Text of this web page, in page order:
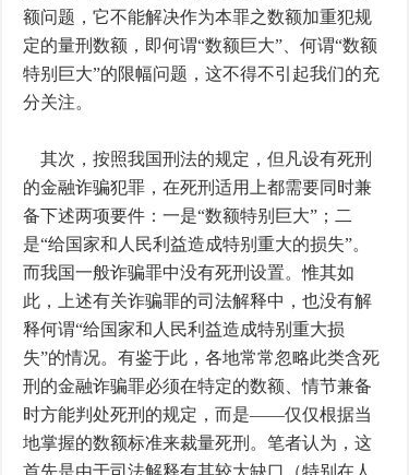
额问题，它不能解决作为本罪之数额加重犯规
定的量刑数额，即何谓“数额巨大”、何谓“数额
特别巨大”的限幅问题，这不得不引起我们的充
分关注。
其次，按照我国刑法的规定，但凡设有死刑
的金融诈骗犯罪，在死刑适用上都需要同时兼
备下述两项要件：一是“数额特别巨大”；二
是“给国家和人民利益造成特别重大的损失”。
而我国一般诈骗罪中没有死刑设置。惟其如
此，上述有关诈骗罪的司法解释中，也没有解
释何谓“给国家和人民利益造成特别重大损
失”的情况。有鉴于此，各地常常忽略此类含死
刑的金融诈骗罪必须在特定的数额、情节兼备
时方能判处死刑的规定，而是――仅仅根据当
地掌握的数额标准来裁量死刑。笔者认为，这
首先是由于司法解释有其较大缺口（特别在人